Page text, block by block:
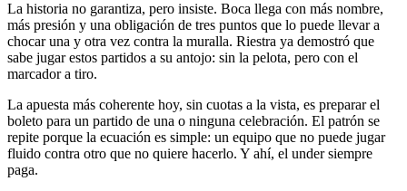
La historia no garantiza, pero insiste. Boca llega con más nombre,
más presión y una obligación de tres puntos que lo puede llevar a
chocar una y otra vez contra la muralla. Riestra ya demostró que
sabe jugar estos partidos a su antojo: sin la pelota, pero con el
marcador a tiro.
La apuesta más coherente hoy, sin cuotas a la vista, es preparar el
boleto para un partido de una o ninguna celebración. El patrón se
repite porque la ecuación es simple: un equipo que no puede jugar
fluido contra otro que no quiere hacerlo. Y ahí, el under siempre
paga.